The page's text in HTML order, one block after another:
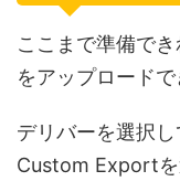
ここまで準備で
をアップロード
デリバーを選択
Custom Exportを